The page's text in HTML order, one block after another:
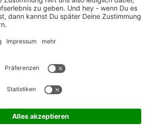
& ARBEITNEHMER